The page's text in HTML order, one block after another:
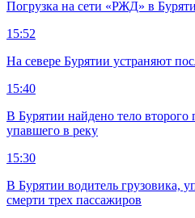
Погрузка на сети «РЖД» в
15:52
На севере Бурятии устраняют
15:40
В Бурятии найдено тело второго
упавшего в реку
15:30
В Бурятии водитель грузовика,
смерти трех пассажиров